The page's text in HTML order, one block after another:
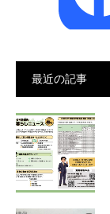
最近の記事